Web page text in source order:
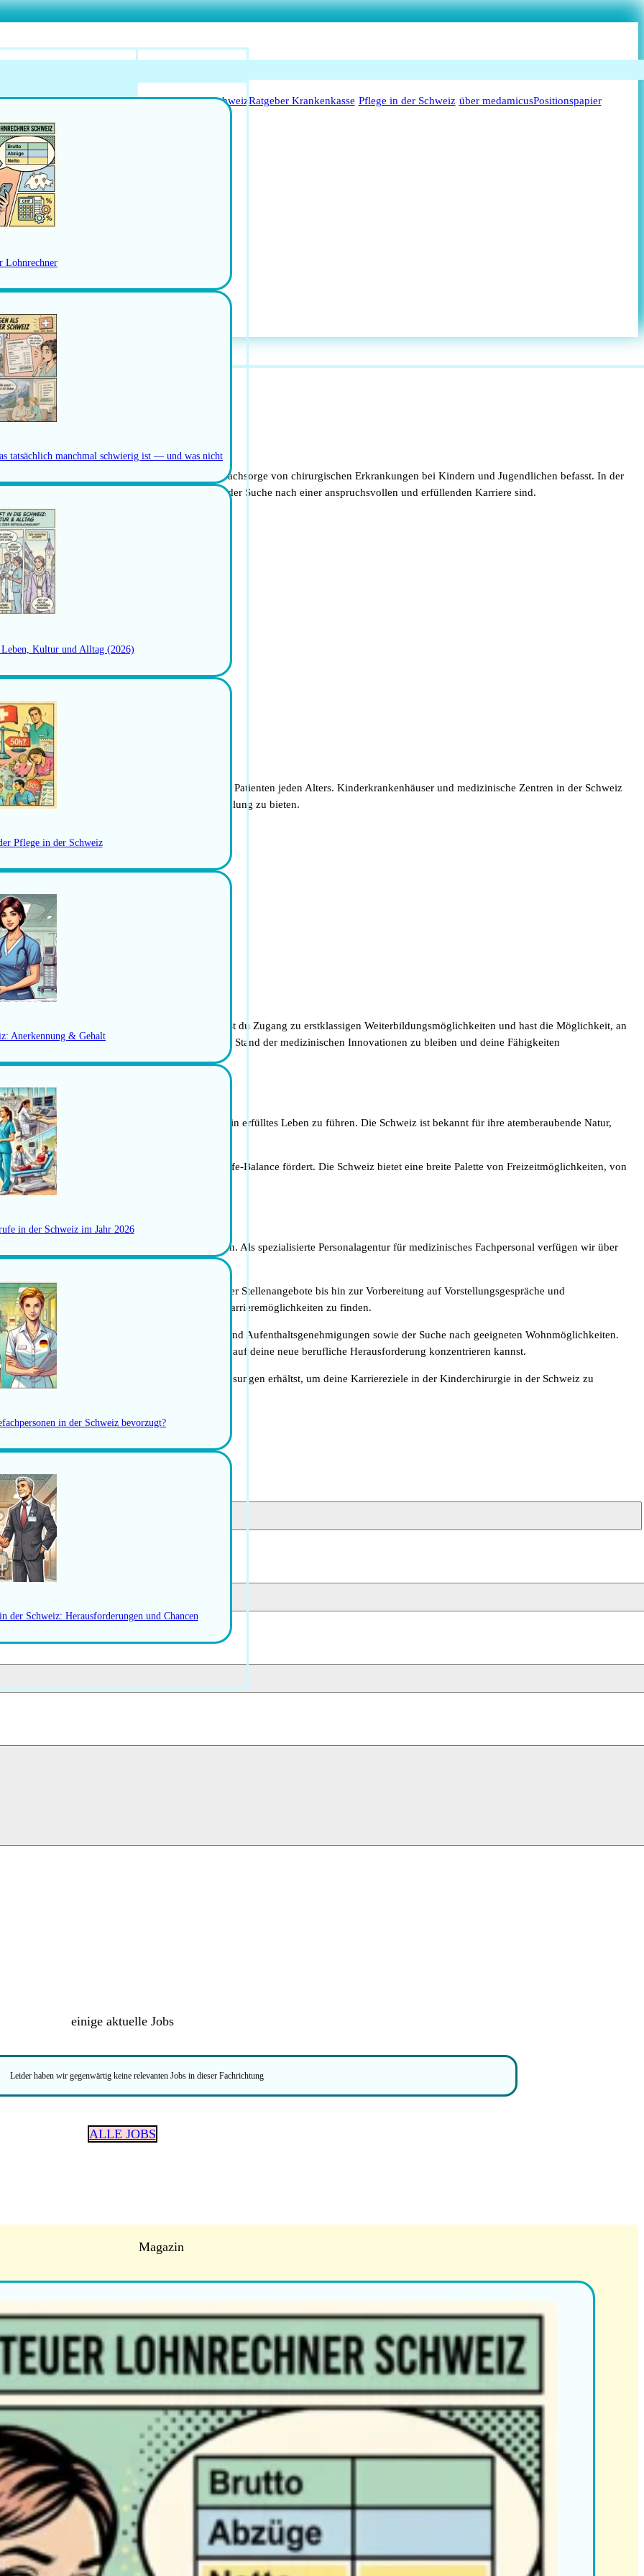
Anerkennung für ÄrzteLeitfaden Start in der SchweizRatgeber Krankenkasse Pflege in der Schweiz über medamicusPositionspapier
Arbeitsbedingungen
Jobs in der Ostschweiz
Lohnrechner
tatsächlich manchmal schwierig ist — und was nicht
Kultur und Alltag (2026)
Pflege in der Schweiz
Anerkennung & Gehalt
in der Schweiz im Jahr 2026
in der Schweiz bevorzugt?
der Schweiz: Herausforderungen und Chancen
Schweiz
das sich mit der Diagnose, Behandlung und Nachsorge von chirurgischen Erkrankungen bei Kindern und Jugendlichen befasst. In der
für angehende Kinderchirurgen, die auf der Suche nach einer anspruchsvollen und erfüllenden Karriere sind.
eine erstklassige medizinische Versorgung für Patienten jeden Alters. Kinderkrankenhäuser und medizinische Zentren in der Schweiz
um jungen Patienten die bestmögliche Behandlung zu bieten.
Bereiche zu spezialisieren, darunter:
Neugeborenen.
Herzoperationen.
Darm und Leber.
bei Kindern.
und Traumafolgen.
und Forschung. Als Kinderchirurg hast du Zugang zu erstklassigen Weiterbildungsmöglichkeiten und hast die Möglichkeit, an
Dies ermöglicht es dir, stets auf dem neuesten Stand der medizinischen Innovationen zu bleiben und deine Fähigkeiten
die es Kinderchirurgen ermöglicht, ein erfülltes Leben zu führen. Die Schweiz ist bekannt für ihre atemberaubende Natur,
zu leben, die eine ausgeglichene Work-Life-Balance fördert. Die Schweiz bietet eine breite Palette von Freizeitmöglichkeiten, von
in den Städten.
medamicus dir wertvolle Unterstützung bieten. Als spezialisierte Personalagentur für medizinisches Fachpersonal verfügen wir über
in der Schweiz.
zur Seite, von der Identifizierung passender Stellenangebote bis hin zur Vorbereitung auf Vorstellungsgespräche und
genau und können dir dabei helfen, die besten Karrieremöglichkeiten zu finden.
einschließlich der Beantragung von Arbeits- und Aufenthaltsgenehmigungen sowie der Suche nach geeigneten Wohnmöglichkeiten.
zu gestalten, damit du dich voll und ganz auf deine neue berufliche Herausforderung konzentrieren kannst.
Unterstützung und maßgeschneiderte Lösungen erhältst, um deine Karriereziele in der Kinderchirurgie in der Schweiz zu
auf.
einige aktuelle Jobs
Leider haben wir gegenwärtig keine relevanten Jobs in dieser Fachrichtung
ALLE JOBS
Magazin